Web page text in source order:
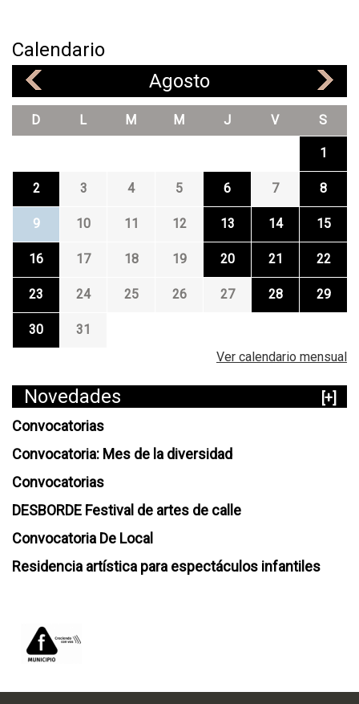
Calendario
Agosto
D L M M J V S
1
2 3 4 5 6 7 8
9 10 11 12 13 14 15
16 17 18 19 20 21 22
23 24 25 26 27 28 29
30
31
Ver calendario mensual
Novedades
[+]
Convocatorias
Convocatoria: Mes de la diversidad
Convocatorias
DESBORDE Festival de artes de calle
Convocatoria De Local
Residencia artística para espectáculos infantiles